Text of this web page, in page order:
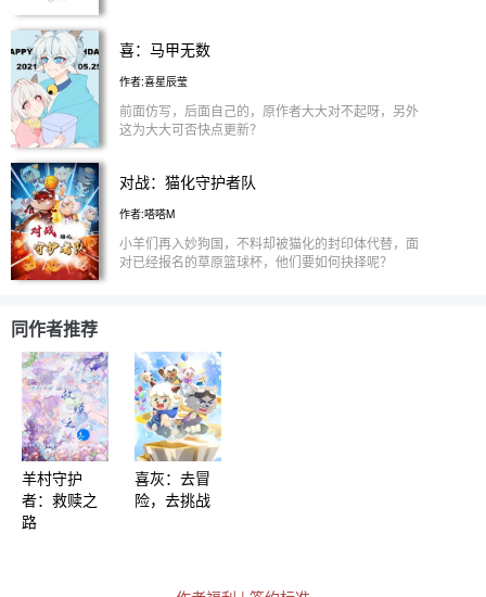
明，大家的热情就是我爆更的动力💪 每天稳定输
出，每章诚意满满，期待与你在这个世界里相遇～
喜：马甲无数
作者:喜星辰莹
前面仿写，后面自己的，原作者大大对不起呀，另外
这为大大可否快点更新？
对战：猫化守护者队
作者:嗒嗒M
小羊们再入妙狗国，不料却被猫化的封印体代替，面
对已经报名的草原篮球杯，他们要如何抉择呢？
同作者推荐
羊村守护
者：救赎之
路
喜灰：去冒
险，去挑战